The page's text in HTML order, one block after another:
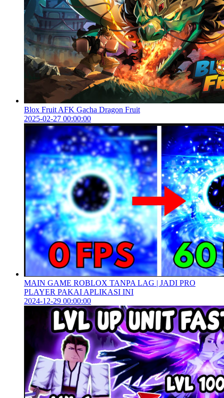
Blox Fruit AFK Gacha Dragon Fruit
2025-02-27 00:00:00
MAIN GAME ROBLOX TANPA LAG | JADI PRO
PLAYER PAKAI APLIKASI INI
2024-12-29 00:00:00